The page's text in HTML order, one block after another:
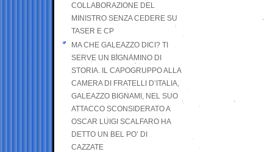
COLLABORAZIONE DEL
MINISTRO SENZA CEDERE SU
TASER E CP
MA CHE GALEAZZO DICI? TI
SERVE UN BIGNAMINO DI
STORIA. IL CAPOGRUPPO ALLA
CAMERA DI FRATELLI D’ITALIA,
GALEAZZO BIGNAMI, NEL SUO
ATTACCO SCONSIDERATO A
OSCAR LUIGI SCALFARO HA
DETTO UN BEL PO’ DI
CAZZATE